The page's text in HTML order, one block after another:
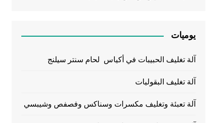
يوميات
آلة تغليف الحبيبات في أكياس لحام سنتر سيلنج
آلة تغليف البقوليات
آلة تعبئة وتغليف مكسرات وسناكس وفصفص وشيبسي